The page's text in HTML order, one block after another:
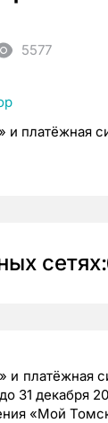
5577
и платёжная
сетях:
и платёжная
31 декабря
«Мой